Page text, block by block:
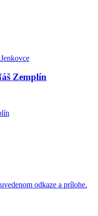
Zemplín
odkaze a prílohe.